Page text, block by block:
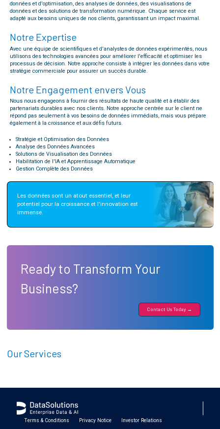
données et d'optimisation, des analyses de données, des visualisations de
données et des solutions de transformation numérique. Chaque service est
adapté aux besoins uniques de nos clients, garantissant un impact maximal.
Notre Expertise
Avec une équipe de scientifiques et d'analystes de données expérimentés, nous
utilisons des technologies avancées pour améliorer l'efficacité et optimiser les
processus de décision. Notre approche consiste à intégrer les données dans votre
stratégie commerciale pour assurer un succès durable.
Notre Engagement envers Vous
Nous nous engageons à fournir des résultats de haute qualité et à établir des
partenariats durables avec nos clients. Notre approche centrée sur le client ne
répond pas seulement à vos besoins de données immédiats, mais vous prépare
également à la croissance et aux défis futurs.
Stratégie et Optimisation des Données
Analyse des Données Avancées
Solutions de Visualisation des Données
Habilitation de l'IA et Apprentissage Automatique
Gestion Complète des Données
Les données sont un atout essentiel, et leur
potentiel pour la croissance et l'innovation est
immense.
Ready to Transform Your
Business?
Contact Us Today →
Our Services
Terms & Conditions Privacy Notice Investor Relations